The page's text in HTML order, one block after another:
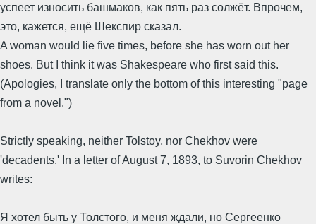
успеет износить башмаков, как пять раз солжёт. Впрочем,
это, кажется, ещё Шекспир сказал.
A woman would lie five times, before she has worn out her
shoes. But I think it was Shakespeare who first said this.
(Apologies, I translate only the bottom of this interesting "page
from a novel.")
Strictly speaking, neither Tolstoy, nor Chekhov were
'decadents.' In a letter of August 7, 1893, to Suvorin Chekhov
writes:
Я хотел быть у Толстого, и меня ждали, но Сергеенко